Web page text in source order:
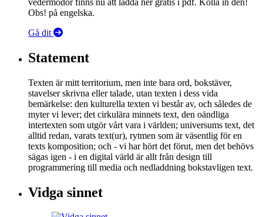
Obs! på engelska.
Gå dit
Statement
Texten är mitt territorium, men inte bara ord, bokstäver,
stavelser skrivna eller talade, utan texten i dess vida
bemärkelse: den kulturella texten vi består av, och således de
myter vi lever; det cirkulära minnets text, den oändliga
intertexten som utgör vårt vara i världen; universums text, det
alltid redan, varats text(ur), rytmen som är väsentlig för en
texts komposition; och - vi har hört det förut, men det behövs
sägas igen - i en digital värld är allt från design till
programmering till media och nedladdning bokstavligen text.
Vidga sinnet